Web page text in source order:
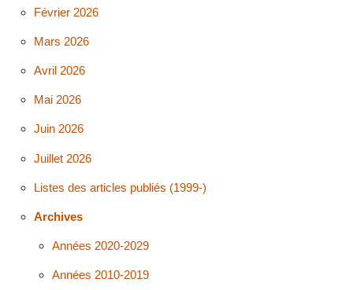
Février 2026
Mars 2026
Avril 2026
Mai 2026
Juin 2026
Juillet 2026
Listes des articles publiés (1999-)
Archives
Années 2020-2029
Années 2010-2019